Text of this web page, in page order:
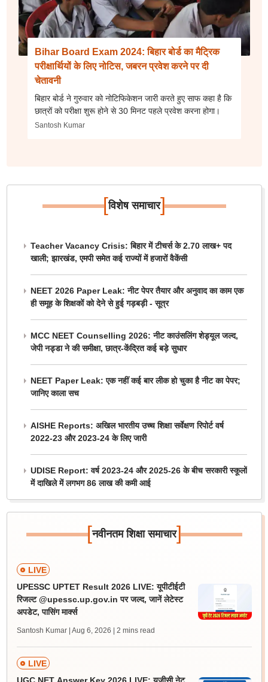
Bihar Board Exam 2024: बिहार बोर्ड का मैट्रिक
परीक्षार्थियों के लिए नोटिस, जबरन प्रवेश करने पर दी
चेतावनी
बिहार बोर्ड ने गुरुवार को नोटिफिकेशन जारी करते हुए साफ कहा है कि
छात्रों को परीक्षा शुरू होने से 30 मिनट पहले प्रवेश करना होगा।
Santosh Kumar
[विशेष समाचार]
Teacher Vacancy Crisis: बिहार में टीचर्स के 2.70 लाख+ पद
खाली; झारखंड, एमपी समेत कई राज्यों में हजारों वैकेंसी
NEET 2026 Paper Leak: नीट पेपर तैयार और अनुवाद का काम एक
ही समूह के शिक्षकों को देने से हुई गड़बड़ी - सूत्र
MCC NEET Counselling 2026: नीट काउंसलिंग शेड्यूल जल्द,
जेपी नड्डा ने की समीक्षा, छात्र-केंद्रित कई बड़े सुधार
NEET Paper Leak: एक नहीं कई बार लीक हो चुका है नीट का पेपर;
जानिए काला सच
AISHE Reports: अखिल भारतीय उच्च शिक्षा सर्वेक्षण रिपोर्ट वर्ष
2022-23 और 2023-24 के लिए जारी
UDISE Report: वर्ष 2023-24 और 2025-26 के बीच सरकारी स्कूलों
में दाखिले में लगभग 86 लाख की कमी आई
[नवीनतम शिक्षा समाचार]
LIVE
UPESSC UPTET Result 2026 LIVE: यूपीटीईटी
रिजल्ट @upessc.up.gov.in पर जल्द, जानें लेटेस्ट
अपडेट, पासिंग मार्क्स
Santosh Kumar | Aug 6, 2026 | 2 mins read
LIVE